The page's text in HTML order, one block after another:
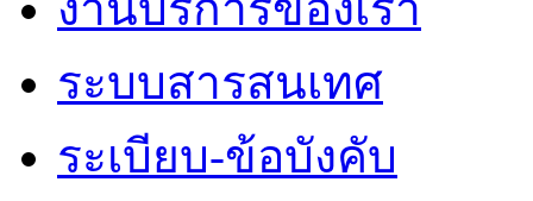
ระบบสารสนเทศ
ระเบียบ-ข้อบังคับ